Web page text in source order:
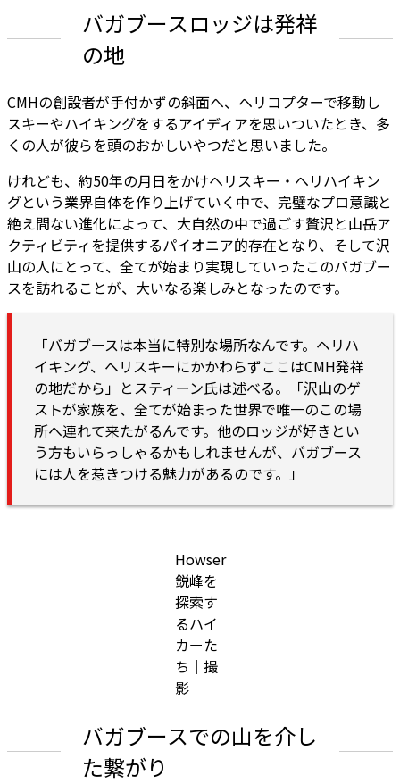
バガブースロッジは発祥
の地
CMHの創設者が手付かずの斜面へ、ヘリコプターで移動し
スキーやハイキングをするアイディアを思いついたとき、多
くの人が彼らを頭のおかしいやつだと思いました。
けれども、約50年の月日をかけヘリスキー・ヘリハイキン
グという業界自体を作り上げていく中で、完璧なプロ意識と
絶え間ない進化によって、大自然の中で過ごす贅沢と山岳ア
クティビティを提供するパイオニア的存在となり、そして沢
山の人にとって、全てが始まり実現していったこのバガブー
スを訪れることが、大いなる楽しみとなったのです。
「バガブースは本当に特別な場所なんです。ヘリハ
イキング、ヘリスキーにかかわらずここはCMH発祥
の地だから」とスティーン氏は述べる。「沢山のゲ
ストが家族を、全てが始まった世界で唯一のこの場
所へ連れて来たがるんです。他のロッジが好きとい
う方もいらっしゃるかもしれませんが、バガブース
には人を惹きつける魅力があるのです。」
Howser
鋭峰を
探索す
るハイ
カーた
ち｜撮
影
バガブースでの山を介し
た繋がり